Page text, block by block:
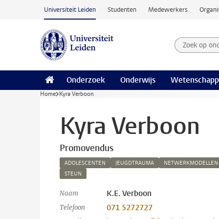
Ga naar hoofdinhoud
Universiteit Leiden Studenten Medewerkers
Zoek op
Zoekterm
Onderzoek Onderwijs
Home Kyra Verboon
Kyra Verboon
Promovendus
ADOLESCENTEN JEUGDTRAUMA NETWERKMODELLEN
STEUN
Naam K.E. Verboon
Telefoon 071 5272727